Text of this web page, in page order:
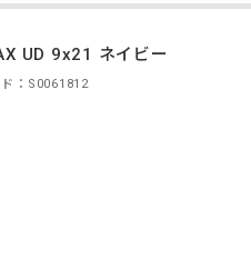
UD 9x21 ネイビー
ド：S0061812